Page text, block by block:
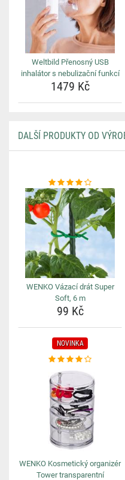
Weltbild Přenosný USB
inhalátor s nebulizační funkcí
1479 Kč
DALŠÍ PRODUKTY OD
WENKO Vázací drát Super
Soft, 6 m
99 Kč
NOVINKA
WENKO Kosmetický organizér
Tower transparentní